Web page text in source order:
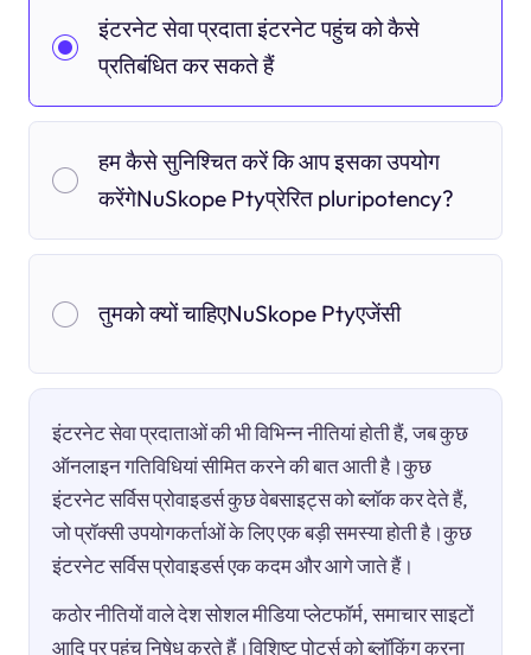
इंटरनेट सेवा प्रदाता इंटरनेट पहुंच को कैसे
प्रतिबंधित कर सकते हैं
हम कैसे सुनिश्चित करें कि आप इसका उपयोग
करेंगेNuSkope Ptyप्रेरित pluripotency?
तुमको क्यों चाहिएNuSkope Ptyएजेंसी
इंटरनेट सेवा प्रदाताओं की भी विभिन्न नीतियां होती हैं, जब कुछ
ऑनलाइन गतिविधियां सीमित करने की बात आती है।कुछ
इंटरनेट सर्विस प्रोवाइडर्स कुछ वेबसाइट्स को ब्लॉक कर देते हैं,
जो प्रॉक्सी उपयोगकर्ताओं के लिए एक बड़ी समस्या होती है।कुछ
इंटरनेट सर्विस प्रोवाइडर्स एक कदम और आगे जाते हैं।
कठोर नीतियों वाले देश सोशल मीडिया प्लेटफॉर्म, समाचार साइटों
आदि पर पहुंच निषेध करते हैं।विशिष्ट पोर्ट्स को ब्लॉकिंग करना